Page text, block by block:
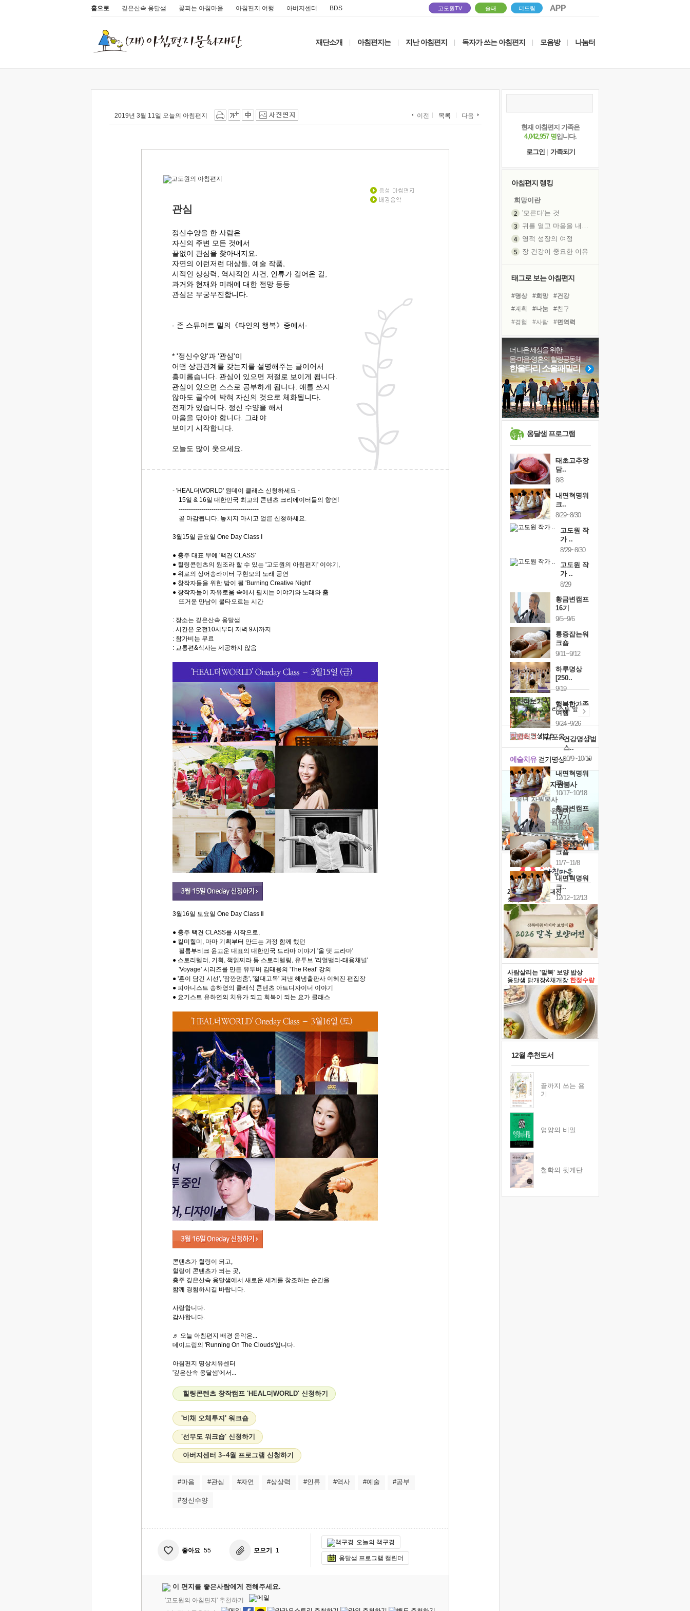
홈으로 깊은산속 옹달샘 꽃피는 아침마을 아침편지 여행 아버지센터 BDS 고도원TV 솔패 더드림
재단소개 아침편지는 지난 아침편지 독자가 쓰는 아침편지 모음방 나눔터
2019년 3월 11일 오늘의 아침편지 이전 목록 다음
관심
정신수양을 한 사람은
자신의 주변 모든 것에서
끝없이 관심을 찾아내지요.
자연의 이런저런 대상들, 예술 작품,
시적인 상상력, 역사적인 사건, 인류가 걸어온 길,
과거와 현재와 미래에 대한 전망 등등
관심은 무궁무진합니다.
- 존 스튜어트 밀의《타인의 행복》중에서-
* '정신수양'과 '관심'이
어떤 상관관계를 갖는지를 설명해주는 글이어서
흥미롭습니다. 관심이 있으면 저절로 보이게 됩니다.
관심이 있으면 스스로 공부하게 됩니다. 애를 쓰지
않아도 골수에 박혀 자신의 것으로 체화됩니다.
전제가 있습니다. 정신 수양을 해서
마음을 닦아야 합니다. 그래야
보이기 시작합니다.
오늘도 많이 웃으세요.
- 'HEAL더WORLD' 원데이 클래스 신청하세요 -
15일 & 16일 대한민국 최고의 콘텐츠 크리에이터들의 향연!
---------------------------------------
곧 마감됩니다. 놓치지 마시고 얼른 신청하세요.
3월15일 금요일 One Day Class Ⅰ
● 충주 대표 무예 '택견 CLASS'
● 힐링콘텐츠의 원조라 할 수 있는 '고도원의 아침편지' 이야기,
● 위로의 싱어송라이터 구현모의 노래 공연
● 창작자들을 위한 밤이 될 'Burning Creative Night'
● 창작자들이 자유로움 속에서 펼치는 이야기와 노래와 춤
뜨거운 만남이 불타오르는 시간
: 장소는 깊은산속 옹달샘
: 시간은 오전10시부터 저녁 9시까지
: 참가비는 무료
: 교통편&식사는 제공하지 않음
3월16일 토요일 One Day Class Ⅱ
● 충주 택견 CLASS를 시작으로,
● 킬미힐미, 마마 기획부터 만드는 과정 함께 했던
필름부티크 윤고운 대표의 대한민국 드라마 이야기 '올 댓 드라마'
● 스토리텔러, 기획, 책읽찌라 등 스토리텔링, 유투브 '리얼밸리-태용채널'
'Voyage' 시리즈를 만든 유투버 김태용의 'The Real' 강의
● '혼이 담긴 시선', '잠깐멈춤', '절대고독' 펴낸 해냄출판사 이혜진 편집장
● 피아니스트 송하영의 클래식 콘텐츠 아트디자이너 이야기
● 요기스트 유하연의 치유가 되고 회복이 되는 요가 클래스
콘텐츠가 힐링이 되고,
힐링이 콘텐츠가 되는 곳,
충주 깊은산속 옹달샘에서 새로운 세계를 창조하는 순간을
함께 경험하시길 바랍니다.
사랑합니다.
감사합니다.
♬ 오늘 아침편지 배경 음악은...
데이드림의 'Running On The Clouds'입니다.
아침편지 명상치유센터
'깊은산속 옹달샘'에서...
힐링콘텐츠 창작캠프 'HEAL더WORLD' 신청하기
'비채 오체투지' 워크숍
'선무도 워크숍' 신청하기
아버지센터 3~4월 프로그램 신청하기
#마음 #관심 #자연 #상상력 #인류 #역사 #예술 #공부
#정신수양
좋아요 55 모으기 1
오늘의 책구경
옹달샘 프로그램 캘린더
이 편지를 좋은사람에게 전해주세요.
'고도원의 아침편지' 추천하기
현재 아침편지 가족은
4,042,957 명입니다.
로그인
가족되기
아침편지 랭킹
희망이란
'모른다'는 것
귀를 열고 마음을 내어주고
영적 성장의 여정
장 건강이 중요한 이유
흙이 된 몸으로 출근하는 여자
꿈이 실제가 되는 것
'말 타는 법'을 먼저
아픈 아버지를 위한 공간 설계
졸업식 사진을 보며
극심한 변비, 어깨결림, 수면 장애
보고 싶은 어머니
마음이 멈춰 버린 곳
유년 시절의 부산 영도 바다
못된 꼰대들
태그로 보는 아침편지
#명상 #희망
#건강
#계획
#나눔
#친구
#경험
#사람
#면역력
#독서캠프
#도움
#삶
#비전캠프
#독서
#선택
#유튜브
#바이러스
#아이들
#위기
#링컨학교
#다짐
더 나은 세상을 위한
몸·마음·영혼의 힐링공동체
한울타리 소울패밀리
옹달샘 프로그램
태초고추장
담..
8/8
내면혁명워
크..
8/29~8/30
고도원 작
가 ..
8/29~8/30
고도원 작
가 ..
8/29
황금변캠프
16기
9/5~9/6
통증잡는워
크숍
9/11~9/12
하루명상
[250..
9/19
행복한가족
여행
9/24~9/26
건강명상법
스..
10/9~10/10
내면혁명워
크..
10/17~10/18
황금변캠프
17기
10/30~10/31
통증잡는워
크숍
11/7~11/8
내면혁명워
크..
12/12~12/13
캘린더보기+
예술치유걷기명상 >
힐링허그사감포옹 >
'옹달샘의 꽃'자원봉사
· 청년 자원봉사
· 금빛청년 자원봉사
· 음식연구 자원봉사
2026 말복 보양대전
최대74%할인
사람살리는 '말복' 보양 밥상
옹달샘 닭개장&채개장 한정수량
12월 추천도서
끝까지 쓰는 용
기
영양의 비밀
철학의 뒷계단